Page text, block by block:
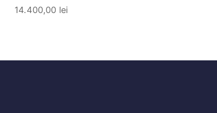
14.400,00 lei